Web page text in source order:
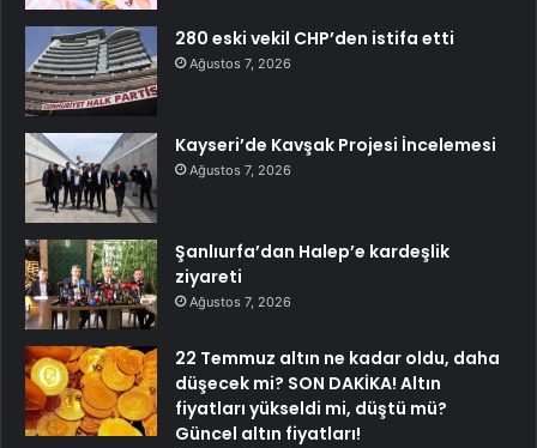
280 eski vekil CHP’den istifa etti
Ağustos 7, 2026
Kayseri’de Kavşak Projesi İncelemesi
Ağustos 7, 2026
Şanlıurfa’dan Halep’e kardeşlik
ziyareti
Ağustos 7, 2026
22 Temmuz altın ne kadar oldu, daha
düşecek mi? SON DAKİKA! Altın
fiyatları yükseldi mi, düştü mü?
Güncel altın fiyatları!